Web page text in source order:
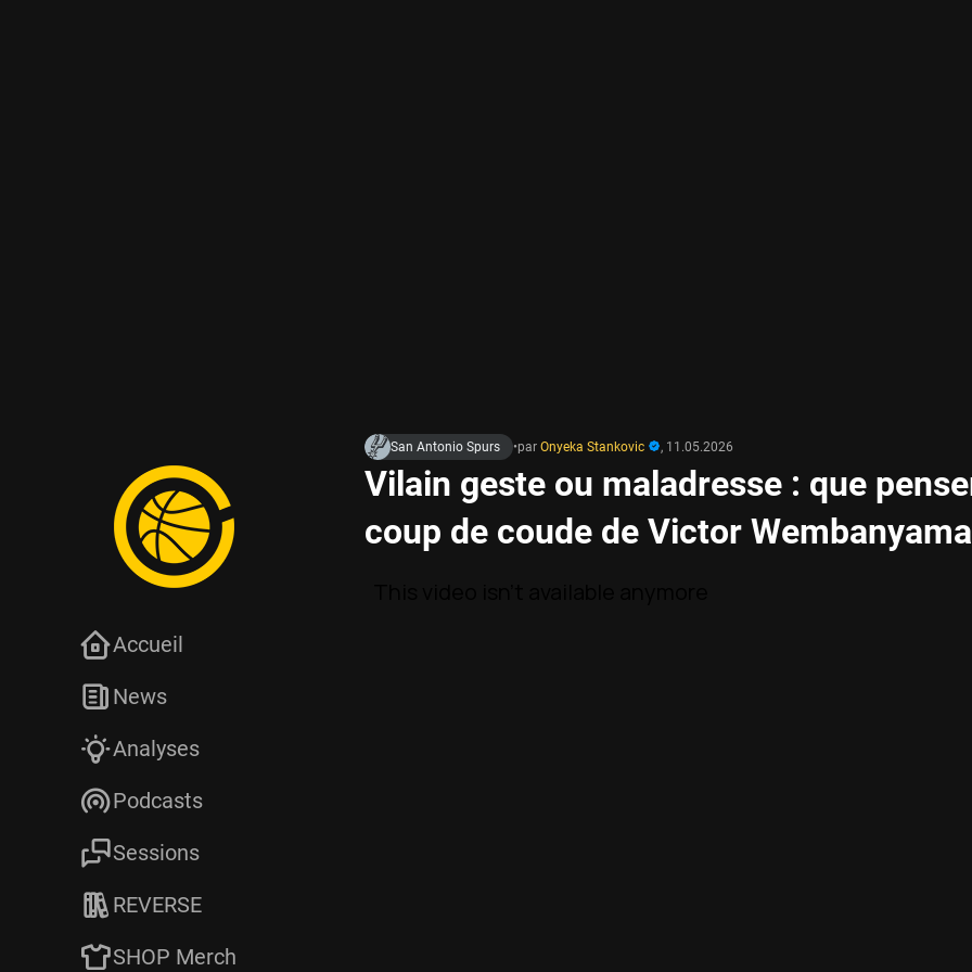
San Antonio Spurs •par Onyeka Stankovic , 11.05.2026
Vilain geste ou maladresse : que
coup de coude de Victor
Accueil
News
Analyses
Podcasts
Sessions
REVERSE
SHOP Merch